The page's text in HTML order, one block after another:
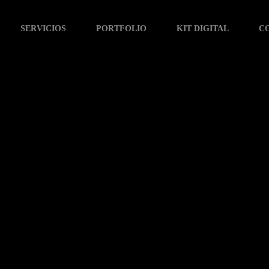
SERVICIOS PORTFOLIO KIT DIGITAL